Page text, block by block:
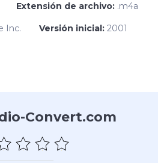
Extensión de archivo: .m4a
Inc. Versión inicial: 2001
Convert.com